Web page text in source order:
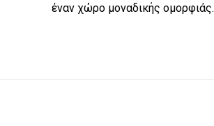
έναν χώρο μοναδικής ομορφιάς.